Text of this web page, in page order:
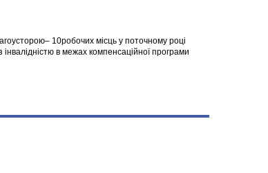
10робочих місць у поточному році
в межах компенсаційної програми